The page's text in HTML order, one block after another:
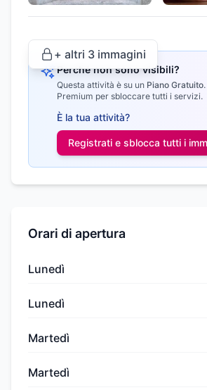
+ altri 3 immagini
Perché non sono visibili?
Questa attività è su un Piano Gratuito.
Premium per sbloccare tutti i servizi.
È la tua attività?
Registrati e sblocca tutti i
Orari di apertura
Lunedì
Lunedì
Martedì
Martedì